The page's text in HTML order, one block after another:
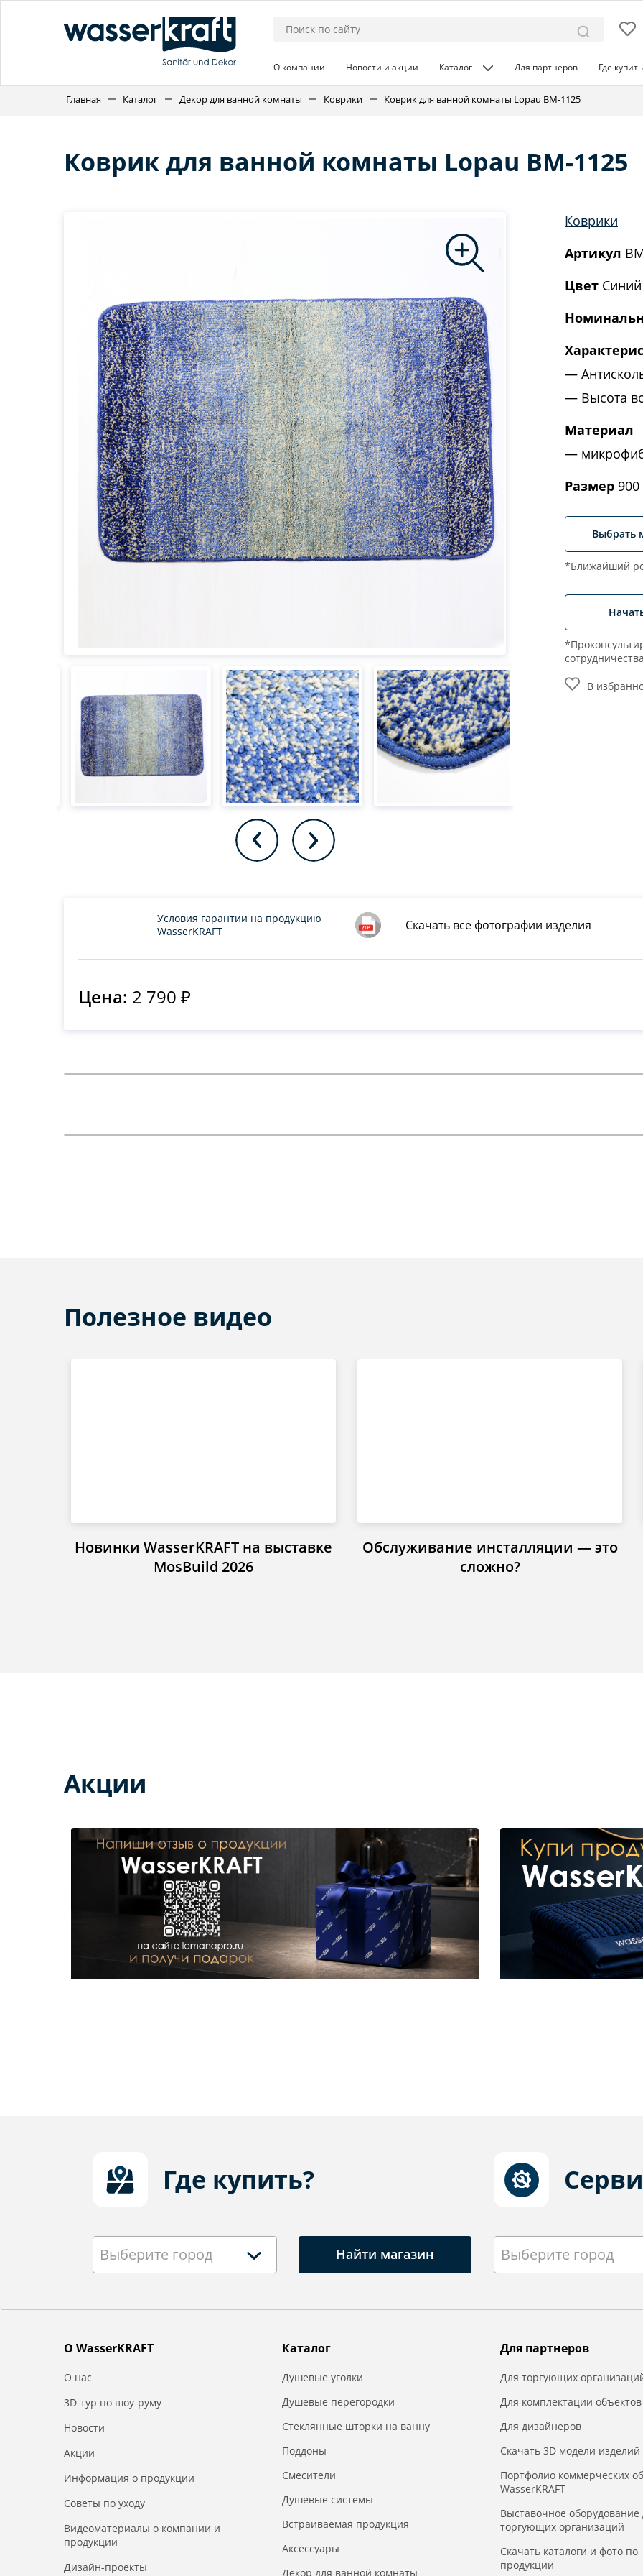
О компании Новости и акции Каталог Для партнёров Где
Главная Каталог Декор для ванной комнаты Коврики Коврик для ванной комнаты Lopau BM-1125
Коврик для ванной комнаты Lopau BM-1125
Коврики
Артикул
Цвет Синий
Высота
Материал
Размер
Выбрать
*Ближайший
сотрудничества
В
Скачать все фотографии изделия
Условия гарантии на продукцию
WasserKRAFT
Цена: 2 790 ₽
Полезное видео
Новинки WasserKRAFT на выставке
MosBuild 2026
Обслуживание инсталляции — это
сложно?
Акции
Где купить?
Выберите город Найти магазин Выберите город
О WasserKRAFT
О нас
3D-тур по шоу-руму
Новости
Акции
Информация о продукции
Советы по уходу
Видеоматериалы о компании и
продукции
Дизайн-проекты
Каталог
Душевые уголки
Душевые перегородки
Стеклянные шторки на ванну
Поддоны
Смесители
Душевые системы
Встраиваемая продукция
Аксессуары
Декор для ванной комнаты
Для партнеров
Для торгующих
Для комплектации объектов
Для дизайнеров
Скачать 3D модели изделий
Портфолио коммерческих
WasserKRAFT
Выставочное оборудование
торгующих организаций
Скачать каталоги и фото по
продукции